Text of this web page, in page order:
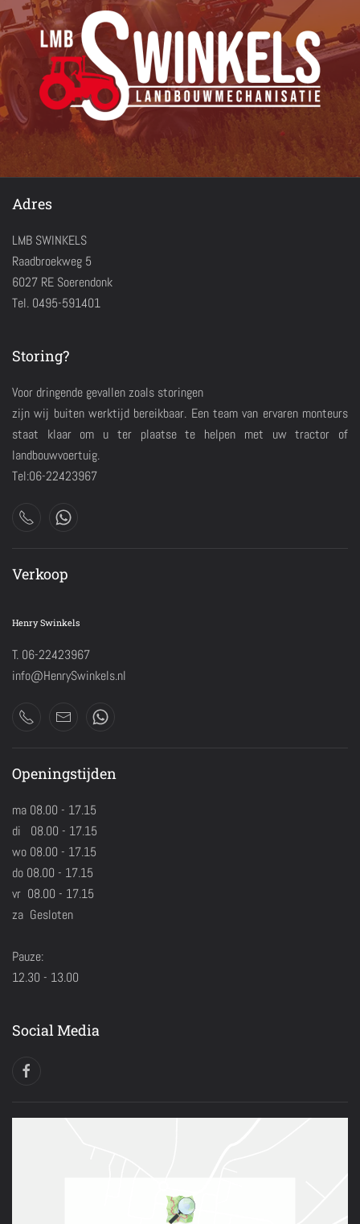
Adres
LMB SWINKELS
Raadbroekweg 5
6027 RE Soerendonk
Tel. 0495-591401
Storing?
Voor dringende gevallen zoals storingen
zijn wij buiten werktijd bereikbaar. Een team van ervaren monteurs
staat klaar om u ter plaatse te helpen met uw tractor of
landbouwvoertuig.
Tel:06-22423967
Verkoop
Henry Swinkels
T. 06-22423967
info@HenrySwinkels.nl
Openingstijden
ma 08.00 - 17.15
di 08.00 - 17.15
wo 08.00 - 17.15
do 08.00 - 17.15
vr 08.00 - 17.15
za Gesloten
Pauze:
12.30 - 13.00
Social Media